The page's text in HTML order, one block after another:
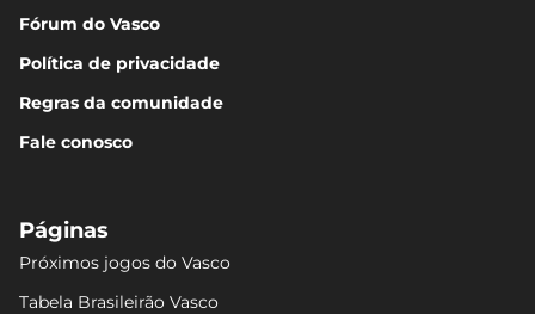
Fórum do Vasco
Política de privacidade
Regras da comunidade
Fale conosco
Páginas
Próximos jogos do Vasco
Tabela Brasileirão Vasco